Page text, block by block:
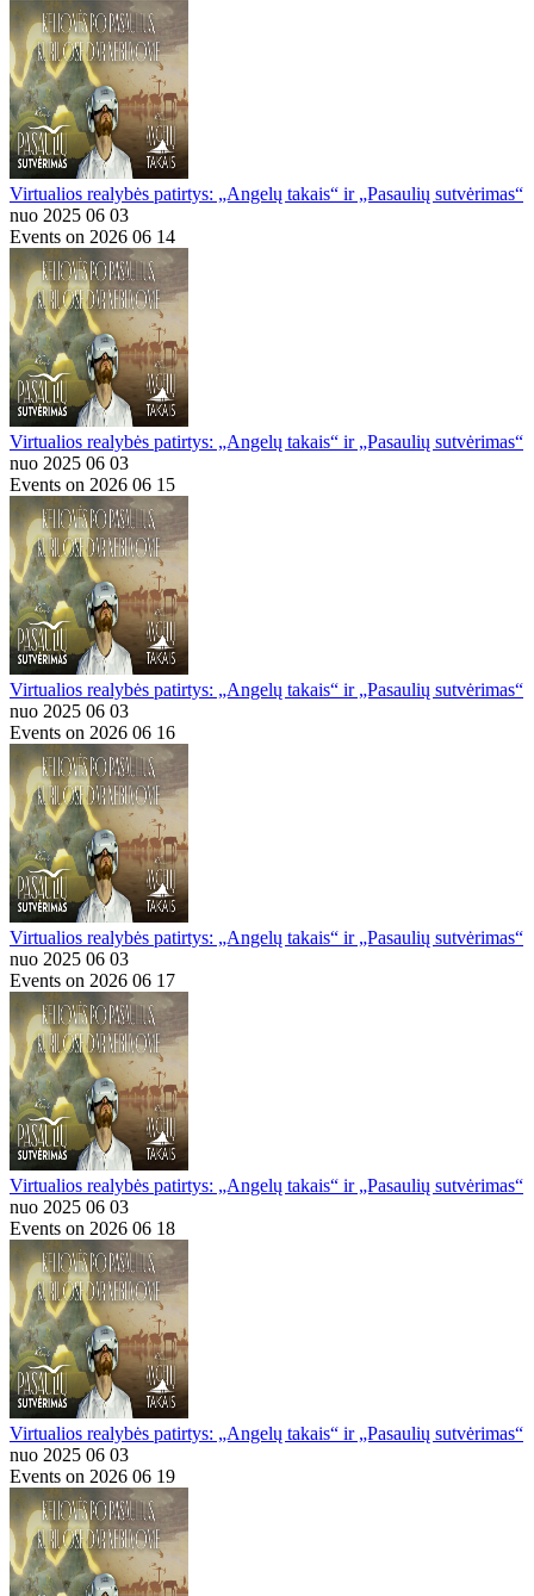
Virtualios realybės patirtys: „Angelų takais“ ir „Pasaulių sutvėrimas“
nuo 2025 06 03
Events on 2026 06 14
Virtualios realybės patirtys: „Angelų takais“ ir „Pasaulių sutvėrimas“
nuo 2025 06 03
Events on 2026 06 15
Virtualios realybės patirtys: „Angelų takais“ ir „Pasaulių sutvėrimas“
nuo 2025 06 03
Events on 2026 06 16
Virtualios realybės patirtys: „Angelų takais“ ir „Pasaulių sutvėrimas“
nuo 2025 06 03
Events on 2026 06 17
Virtualios realybės patirtys: „Angelų takais“ ir „Pasaulių sutvėrimas“
nuo 2025 06 03
Events on 2026 06 18
Virtualios realybės patirtys: „Angelų takais“ ir „Pasaulių sutvėrimas“
nuo 2025 06 03
Events on 2026 06 19